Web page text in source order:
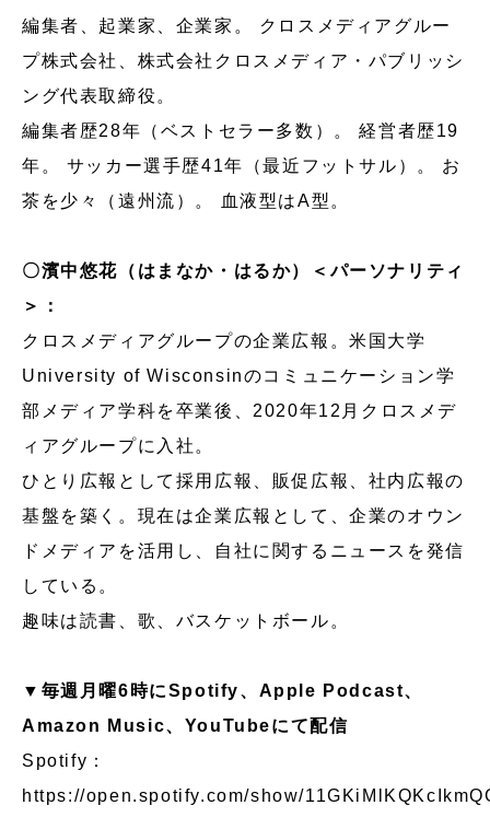
編集者、起業家、企業家。 クロスメディアグルー
プ株式会社、株式会社クロスメディア・パブリッシ
ング代表取締役。
編集者歴28年（ベストセラー多数）。 経営者歴19
年。 サッカー選手歴41年（最近フットサル）。 お
茶を少々（遠州流）。 血液型はA型。
〇濱中悠花（はまなか・はるか）＜パーソナリティ
＞：
クロスメディアグループの企業広報。米国大学
University of Wisconsinのコミュニケーション学
部メディア学科を卒業後、2020年12月クロスメデ
ィアグループに入社。
ひとり広報として採用広報、販促広報、社内広報の
基盤を築く。現在は企業広報として、企業のオウン
ドメディアを活用し、自社に関するニュースを発信
している。
趣味は読書、歌、バスケットボール。
▼毎週月曜6時にSpotify、Apple Podcast、
Amazon Music、YouTubeにて配信
Spotify：
https://open.spotify.com/show/